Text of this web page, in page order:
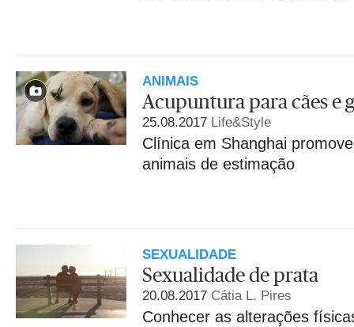
ANIMAIS
Acupuntura para cães e
25.08.2017 Life&Style
Clínica em Shanghai
animais de estimação
SEXUALIDADE
Sexualidade de prata
20.08.2017 Cátia L. Pires
Conhecer as alterações